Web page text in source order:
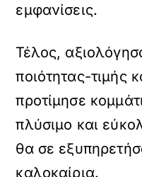
εμφανίσεις.
Τέλος,
ποιότητας-τιμής
προτίμησε
πλύσιμο και
θα σε
καλοκαίρια.